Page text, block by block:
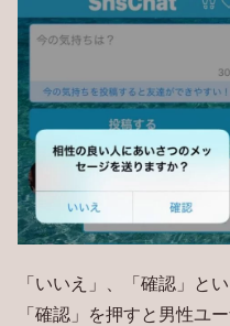
「いいえ」、「確認」と
「確認」を押すと男性ユ